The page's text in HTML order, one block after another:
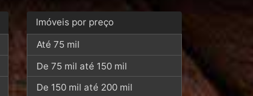
Imóveis por preço
Até 75 mil
De 75 mil até 150 mil
De 150 mil até 200 mil